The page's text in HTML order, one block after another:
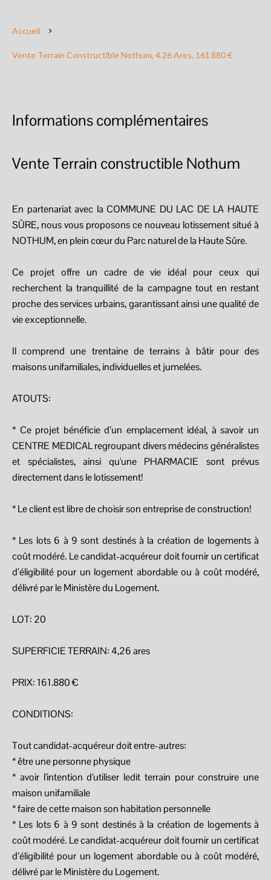
Accueil
Vente Terrain Constructible Nothum, 4.26 Ares, 161 880 €
Informations complémentaires
Vente Terrain constructible Nothum
En partenariat avec la COMMUNE DU LAC DE LA HAUTE
SÛRE, nous vous proposons ce nouveau lotissement situé à
NOTHUM, en plein cœur du Parc naturel de la Haute Sûre.
Ce projet offre un cadre de vie idéal pour ceux qui
recherchent la tranquillité de la campagne tout en restant
proche des services urbains, garantissant ainsi une qualité de
vie exceptionnelle.
Il comprend une trentaine de terrains à bâtir pour des
maisons unifamiliales, individuelles et jumelées.
ATOUTS:
* Ce projet bénéficie d’un emplacement idéal, à savoir un
CENTRE MEDICAL regroupant divers médecins généralistes
et spécialistes, ainsi qu'une PHARMACIE sont prévus
directement dans le lotissement!
* Le client est libre de choisir son entreprise de construction!
* Les lots 6 à 9 sont destinés à la création de logements à
coût modéré. Le candidat-acquéreur doit fournir un certificat
d’éligibilité pour un logement abordable ou à coût modéré,
délivré par le Ministère du Logement.
LOT: 20
SUPERFICIE TERRAIN: 4,26 ares
PRIX: 161.880 €
CONDITIONS:
Tout candidat-acquéreur doit entre-autres:
* être une personne physique
* avoir l'intention d'utiliser ledit terrain pour construire une
maison unifamiliale
* faire de cette maison son habitation personnelle
* Les lots 6 à 9 sont destinés à la création de logements à
coût modéré. Le candidat-acquéreur doit fournir un certificat
d’éligibilité pour un logement abordable ou à coût modéré,
délivré par le Ministère du Logement.